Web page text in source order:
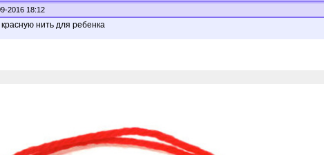
2016 18:12
красную нить для ребенка